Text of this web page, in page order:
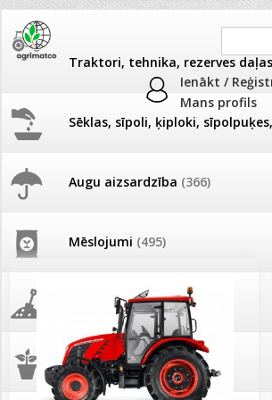
Ienākt /
Mans profils
Traktori, tehnika, rezerves
Sēklas, sīpoli, ķiploki,
Augu aizsardzība (366)
Mēslojumi (495)
Augsne, kūdra, mulča
Podi un kasetes(646)
JAUNUMI
Pašlasīšanas vietu katalogs
26.05. Vebinārs - Kā ierobežot
gliemežus piemājas dārzā un
Darba laiks Līgo svētkos
Ūdens piemērotības noteikšana